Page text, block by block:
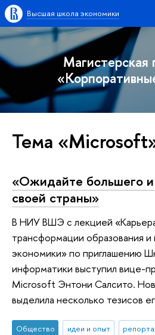
Высшая школа экономики
Магистерская
Тема
«Ожидайте большего и
своей страны»
В НИУ ВШЭ с лекцией
трансформации образования
экономики» по приглашению
информатики выступил вице-
Microsoft Энтони Салсито.
выделила несколько тезисов
Общество идеи и опыт